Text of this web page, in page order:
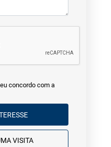
concordo com a
INTERESSE
UMA VISITA